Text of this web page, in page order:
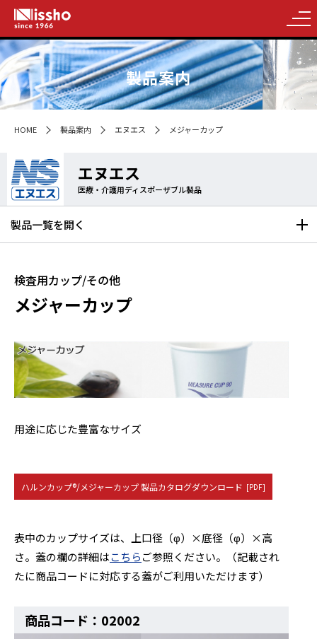
製品案内
HOME 製品案内 エヌエス メジャーカップ
エヌエス
医療・介護用ディスポーザブル製品
製品一覧を開く
検査用カップ/その他
メジャーカップ
用途に応じた豊富なサイズ
ハルンカップ®/メジャーカップ 製品カタログダウンロード [PDF]
表中のカップサイズは、上口径（φ）×底径（φ）×高
さ。蓋の欄の詳細はこちらご参照ください。（記載され
たに商品コードに対応する蓋がご利用いただけます）
商品コード：02002